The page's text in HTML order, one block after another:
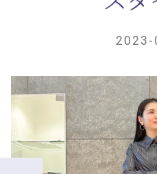
2023-